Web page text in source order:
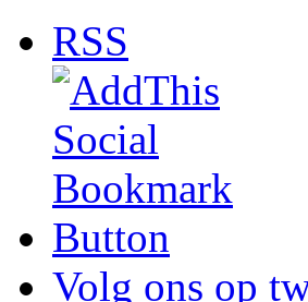
RSS
Volg ons op